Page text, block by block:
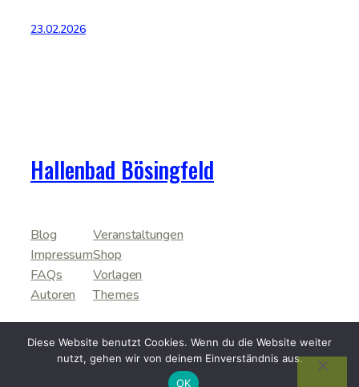
23.02.2026
Hallenbad Bösingfeld
Blog
Impressum
FAQs
Autoren
Veranstaltungen
Shop
Vorlagen
Themes
Twenty Twenty-Five Gestaltet mitWordPress
Diese Website benutzt Cookies. Wenn du die Website weiter
nutzt, gehen wir von deinem Einverständnis aus.
OK